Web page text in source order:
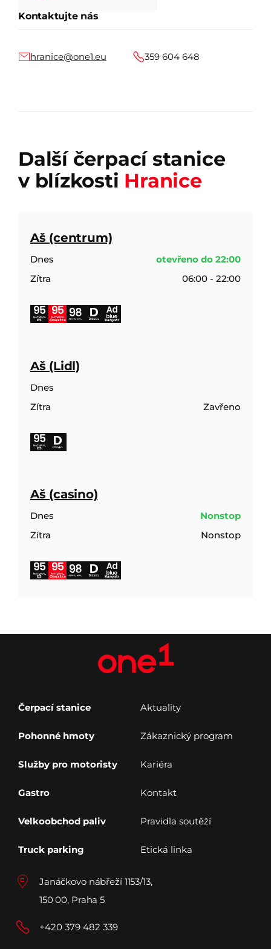
Kontaktujte nás
hranice@one1.eu 359 604 648
Další čerpací stanice
v blízkosti Hranice
Aš (centrum)
Dnes
otevřeno do 22:00
Zítra
06:00 - 22:00
E5 Onextra Kanystr
Aš (Lidl)
Dnes
Zítra
Zavřeno
E5
Aš (casino)
Dnes
Nonstop
Zítra
Nonstop
E5 Onextra Kanystr
Janáčkovo nábřeží 1153/13,
150 00, Praha 5
+420 379 482 339
Čerpací stanice
Pohonné hmoty
Služby pro motoristy
Gastro
Velkoobchod paliv
Truck parking
Aktuality
Zákaznický program
Kariéra
Kontakt
Pravidla soutěží
Etická linka